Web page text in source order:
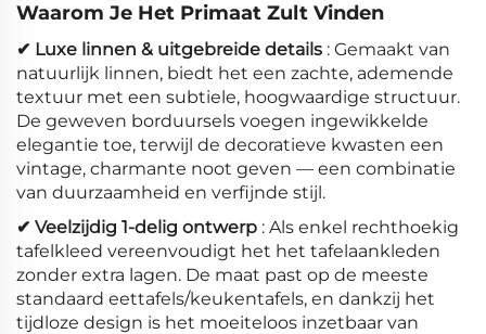
Waarom Je Het Primaat Zult Vinden
✔ Luxe linnen & uitgebreide details : Gemaakt van
natuurlijk linnen, biedt het een zachte, ademende
textuur met een subtiele, hoogwaardige structuur.
De geweven borduursels voegen ingewikkelde
elegantie toe, terwijl de decoratieve kwasten een
vintage, charmante noot geven — een combinatie
van duurzaamheid en verfijnde stijl.
✔ Veelzijdig 1-delig ontwerp : Als enkel rechthoekig
tafelkleed vereenvoudigt het het tafelaankleden
zonder extra lagen. De maat past op de meeste
standaard eettafels/keukentafels, en dankzij het
tijdloze design is het moeiteloos inzetbaar van